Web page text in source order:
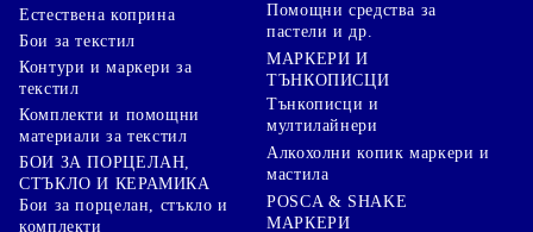
Естествена коприна
Бои за текстил
Контури и маркери за
текстил
Комплекти и помощни
материали за текстил
БОИ ЗА ПОРЦЕЛАН,
СТЪКЛО И КЕРАМИКА
Бои за порцелан, стъкло и
комплекти
Помощни средства за
пастели и др.
МАРКЕРИ И
ТЪНКОПИСЦИ
Тънкописци и
мултилайнери
Алкохолни копик маркери и
мастила
POSCA & SHAKE
МАРКЕРИ